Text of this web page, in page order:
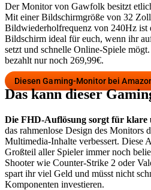
Der Monitor von Gawfolk besitzt
Mit einer Bildschirmgröße von 32
Bildwiederholfrequenz von 240Hz ist
Bildschirm ideal für euch, wenn ihr
setzt und schnelle Online-Spiele
bezahlt nur noch 269,99€.
Diesen Gaming-Monitor bei
Das kann dieser
Die FHD-Auflösung sorgt für klare
das rahmenlose Design des Monitors
Multimedia-Inhalte verbessert. Diese
Großteil aller Spieler immer noch
Shooter wie Counter-Strike 2 oder
spart ihr viel Geld und müsst nicht
Komponenten investieren.